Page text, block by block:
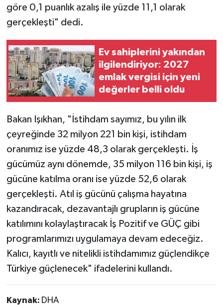
göre 0,1 puanlık azalış ile yüzde 11,1 olarak
gerçekleşti" dedi.
Ev sahiplerini yakından
ilgilendiriyor: 2027
emlak vergisi için yeni
değerler belli oldu
Bakan Işıkhan, "İstihdam sayımız, bu yılın ilk
çeyreğinde 32 milyon 221 bin kişi, istihdam
oranımız ise yüzde 48,3 olarak gerçekleşti. İş
gücümüz aynı dönemde, 35 milyon 116 bin kişi, iş
gücüne katılma oranı ise yüzde 52,6 olarak
gerçekleşti. Atıl iş gücünü çalışma hayatına
kazandıracak, dezavantajlı grupların iş gücüne
katılımını kolaylaştıracak İş Pozitif ve GÜÇ gibi
programlarımızı uygulamaya devam edeceğiz.
Kalıcı, kayıtlı ve nitelikli istihdamımız güçlendikçe
Türkiye güçlenecek" ifadelerini kullandı.
Kaynak: DHA